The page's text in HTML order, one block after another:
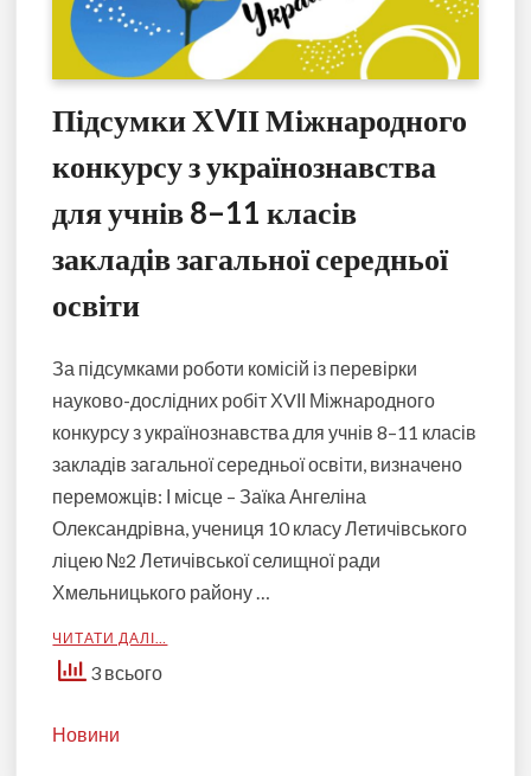
Підсумки ХVІІ Міжнародного
конкурсу з українознавства
для учнів 8–11 класів
закладів загальної середньої
освіти
За підсумками роботи комісій із перевірки
науково-дослідних робіт ХVІІ Міжнародного
конкурсу з українознавства для учнів 8–11 класів
закладів загальної середньої освіти, визначено
переможців: І місце – Заїка Ангеліна
Олександрівна, учениця 10 класу Летичівського
ліцею №2 Летичівської селищної ради
Хмельницького району …
ЧИТАТИ ДАЛІ…
3 всього
Новини